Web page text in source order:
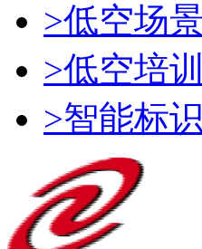
>低空场
>低空培
>智能标